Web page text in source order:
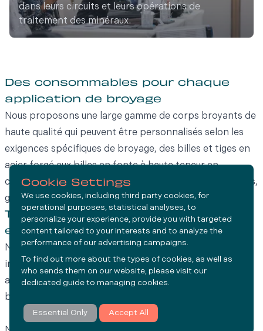
dans leurs circuits et leurs opérations de
traitement des minéraux.
Des consommables pour chaque
application de broyage
Nous proposons une large gamme de corps broyants de
haute qualité qui peuvent être personnalisés selon les
exigences spécifiques de broyage, des billes et tiges en
acier forgé aux billes en fonte à haute teneur en
céramique et en chrome, ainsi qu'une gamme de boulons,
garantissant la solution adaptée à chaque application.
Technologie intelligente de mesure
et de contrôle
Notre offre s'étend au-delà des consommables aux
instruments intelligents, notamment MillSlicer pour les
applications de broyage SAG, broyeur à billes et
broyage de ciment.
Cookie Settings
We use cookies, including third party cookies, for
operational purposes, statistical analyses, to
personalize your experience, provide you with targeted
content tailored to your interests and to analyze the
performance of our advertising campaigns.
To find out more about the types of cookies, as well as
who sends them on our website, please visit our
dedicated guide to managing cookies.
Essential Only Accept All